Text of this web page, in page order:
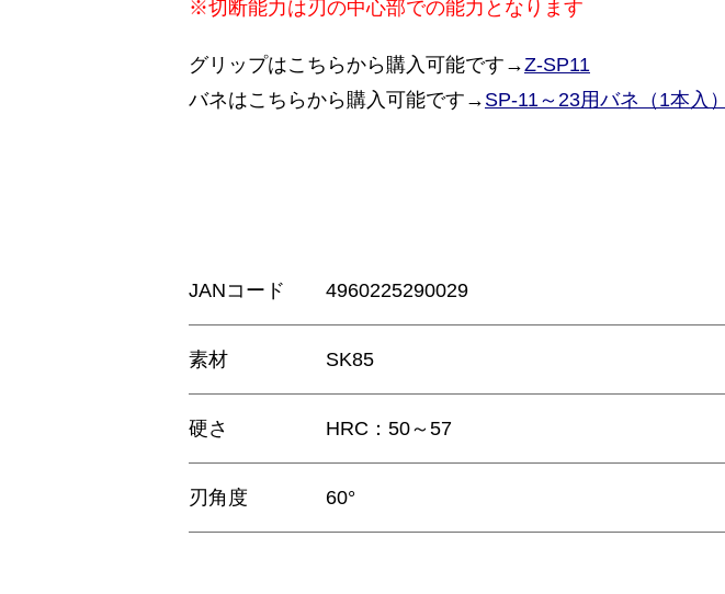
※切断能力は刃の中心部での能力となります
グリップはこちらから購入可能です→Z-SP11
バネはこちらから購入可能です→ SP-11～23用バネ（1本入）
JANコード 4960225290029
素材 SK85
硬さ HRC：50～57
刃角度 60°